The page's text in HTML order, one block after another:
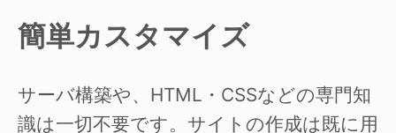
簡単カスタマイズ
サーバ構築や、HTML・CSSなどの専門知
識は一切不要です。サイトの作成は既に用